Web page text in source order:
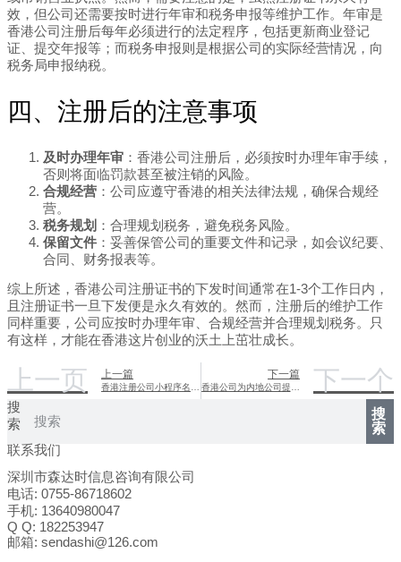
效，但公司还需要按时进行年审和税务申报等维护工作。年审是
香港公司注册后每年必须进行的法定程序，包括更新商业登记
证、提交年报等；而税务申报则是根据公司的实际经营情况，向
税务局申报纳税。
四、注册后的注意事项
及时办理年审 ：香港公司注册后，必须按时办理年审手续，
否则将面临罚款甚至被注销的风险。
合规经营 ：公司应遵守香港的相关法律法规，确保合规经
营。
税务规划 ：合理规划税务，避免税务风险。
保留文件 ：妥善保管公司的重要文件和记录，如会议纪要、
合同、财务报表等。
综上所述，香港公司注册证书的下发时间通常在1-3个工作日内，
且注册证书一旦下发便是永久有效的。然而，注册后的维护工作
同样重要，公司应按时办理年审、合规经营并合理规划税务。只
有这样，才能在香港这片创业的沃土上茁壮成长。
上一页 上一篇 下一篇 下一个
搜
索
搜
索
联系我们
深圳市森达时信息咨询有限公司
电话: 0755-86718602
手机: 13640980047
Q Q: 182253947
邮箱: sendashi@126.com